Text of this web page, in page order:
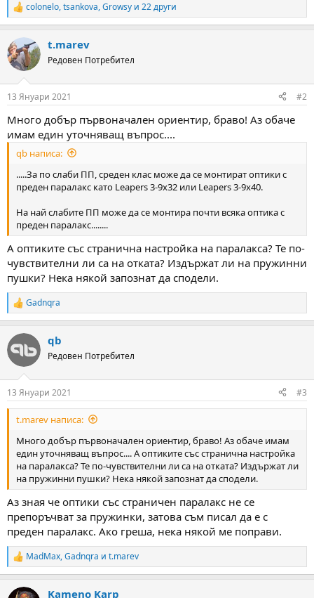
R
e
c
t
i
s
colonelo,tsankova,Growsy и 22 други
t.marev
Редовен Потребител
13 Януари 2021 #2
Много добър първоначален ориентир, браво! Аз обаче
имам един уточняващ въпрос....
qb написа:
.....За по слаби ПП, среден клас може да се монтират оптики с
преден паралакс като Leapers 3-9х32 или Leapers 3-9х40.
На най слабите ПП може да се монтира почти всяка оптика с
преден паралакс........
А оптиките със странична настройка на паралакса? Те по-
чувствителни ли са на отката? Издържат ли на пружинни
пушки? Нека някой запознат да сподели.
R
e
c
t
i
s
:
Gadnqra
qb
Редовен Потребител
13 Януари 2021 #3
t.marev написа:
Много добър първоначален ориентир, браво! Аз обаче имам
един уточняващ въпрос.... А оптиките със странична настройка
на паралакса? Те по-чувствителни ли са на отката? Издържат ли
на пружинни пушки? Нека някой запознат да сподели.
Аз зная че оптики със страничен паралакс не се
препоръчват за пружинки, затова съм писал да е с
преден паралакс. Ако греша, нека някой ме поправи.
R
e
c
MadMax,Gadnqra и t.marev
Kameno Karp